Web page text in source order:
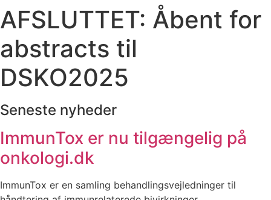
AFSLUTTET: Åbent for
abstracts til
DSKO2025
Seneste nyheder
ImmunTox er nu tilgængelig på
onkologi.dk
ImmunTox er en samling behandlingsvejledninger til